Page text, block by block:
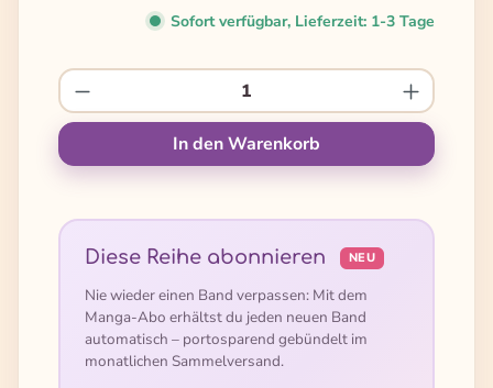
Sofort verfügbar, Lieferzeit: 1-3 Tage
Produkt Anzahl: Gib den gewünschten
In den Warenkorb
Diese Reihe abonnieren NEU
Nie wieder einen Band verpassen: Mit dem
Manga-Abo erhältst du jeden neuen Band
automatisch – portosparend gebündelt im
monatlichen Sammelversand.